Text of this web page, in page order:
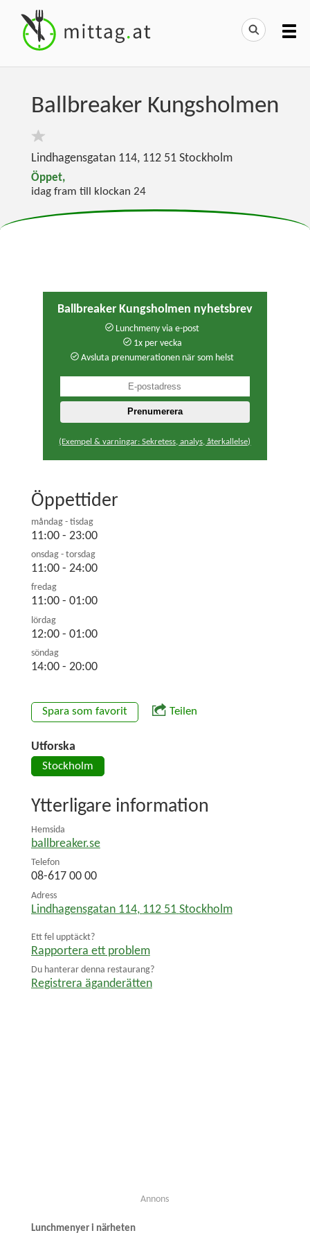
Ballbreaker Kungsholmen
Lindhagensgatan 114, 112 51 Stockholm
Öppet,
idag fram till klockan 24
Ballbreaker Kungsholmen nyhetsbrev
Lunchmeny via e-post
1x per vecka
Avsluta prenumerationen när som helst
(Exempel & varningar: Sekretess, analys, återkallelse)
Öppettider
måndag - tisdag
11:00 - 23:00
onsdag - torsdag
11:00 - 24:00
fredag
11:00 - 01:00
lördag
12:00 - 01:00
söndag
14:00 - 20:00
Spara som favorit Teilen
Utforska
Stockholm
Ytterligare information
Hemsida
ballbreaker.se
Telefon
08-617 00 00
Adress
Lindhagensgatan 114, 112 51 Stockholm
Ett fel upptäckt?
Rapportera ett problem
Du hanterar denna restaurang?
Registrera äganderätten
Annons
Lunchmenyer i närheten